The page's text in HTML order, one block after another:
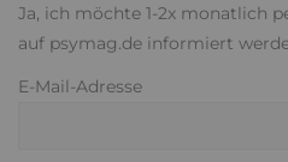
Ja, ich möchte 1-2x monatlich
auf psymag.de informiert
E-Mail-Adresse